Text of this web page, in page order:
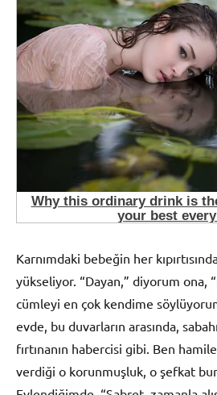
Karnımdaki bebeğin her
yükseliyor. “Dayan,” diyorum ona,
cümleyi en çok kendime
evde, bu duvarların arasında,
fırtınanın habercisi gibi. Ben
verdiği o korunmuşluk, o şefkat